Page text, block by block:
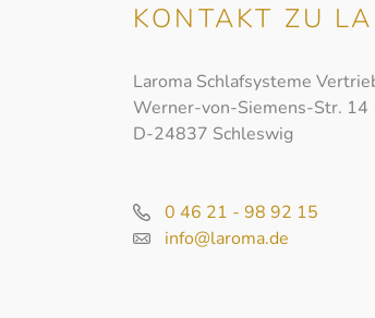
KONTAKT ZU
Laroma Schlafsysteme
Werner-von-Siemens-Str. 14
D-24837 Schleswig
0 46 21 - 98 92 15
info@laroma.de